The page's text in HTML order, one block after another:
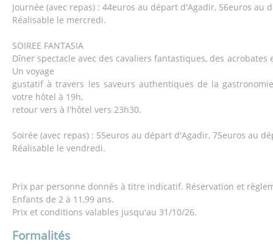
Journée (avec repas) : 44euros au départ d'Agadir, 56euros au
Réalisable le mercredi.
SOIREE FANTASIA
Dîner spectacle avec des cavaliers fantastiques, des acrobates
Un voyage
gustatif à travers les saveurs authentiques de la
votre hôtel à 19h,
retour vers à l'hôtel vers 23h30.
Soirée (avec repas) : 55euros au départ d'Agadir, 75euros au
Réalisable le vendredi.
Prix par personne donnés à titre indicatif. Réservation et
Enfants de 2 à 11,99 ans.
Prix et conditions valables jusqu'au 31/10/26.
Formalités